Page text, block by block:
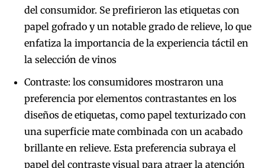
del consumidor. Se prefirieron las etiquetas con
papel gofrado y un notable grado de relieve, lo que
enfatiza la importancia de la experiencia táctil en
la selección de vinos
Contraste: los consumidores mostraron una
preferencia por elementos contrastantes en los
diseños de etiquetas, como papel texturizado con
una superficie mate combinada con un acabado
brillante en relieve. Esta preferencia subraya el
papel del contraste visual para atraer la atención